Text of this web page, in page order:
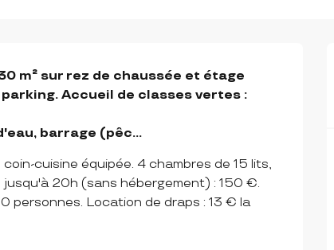
m² sur rez de chaussée et étage
Accueil de classes vertes :
barrage (pêc...
cuisine équipée. 4 chambres de 15 lits,
20h (sans hébergement) : 150 €.
personnes. Location de draps : 13 € la